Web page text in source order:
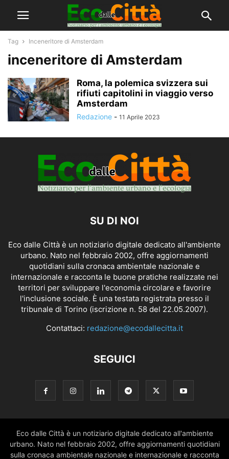
Tag Inceneritore di Amsterdam
inceneritore di Amsterdam
Roma, la polemica svizzera sui
rifiuti capitolini in viaggio verso
Amsterdam
Redazione - 11 Aprile 2023
SU DI NOI
Eco dalle Città è un notiziario digitale dedicato all'ambiente
urbano. Nato nel febbraio 2002, offre aggiornamenti
quotidiani sulla cronaca ambientale nazionale e
internazionale e racconta le buone pratiche realizzate nei
territori per sviluppare l'economia circolare e favorire
l'inclusione sociale. È una testata registrata presso il
tribunale di Torino (iscrizione n. 58 del 22.05.2007).
Contattaci: redazione@ecodallecitta.it
SEGUICI
Eco dalle Città è un notiziario digitale dedicato all'ambiente
urbano. Nato nel febbraio 2002, offre aggiornamenti quotidiani
sulla cronaca ambientale nazionale e internazionale e racconta